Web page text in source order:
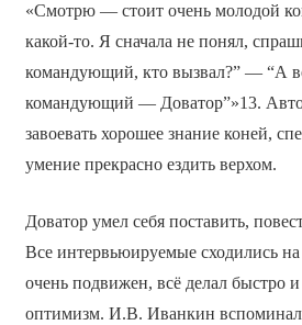
«Смотрю — стоит очень молодой
какой-то. Я сначала не понял,
командующий, кто вызвал?” — “А
командующий — Доватор”»13.
завоевать хорошее знание коней,
умение прекрасно ездить верхом.
Доватор умел себя поставить,
Все интервьюируемые сходились
очень подвижен, всё делал быстро
оптимизм. И.В. Иванкин